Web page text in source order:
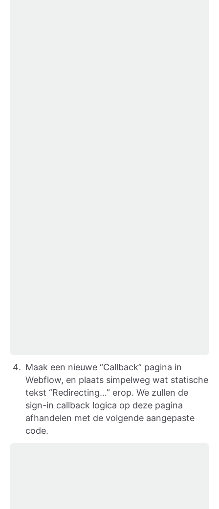
Maak een nieuwe “Callback” pagina in
Webflow, en plaats simpelweg wat statische
tekst “Redirecting…” erop. We zullen de
sign-in callback logica op deze pagina
afhandelen met de volgende aangepaste
code.